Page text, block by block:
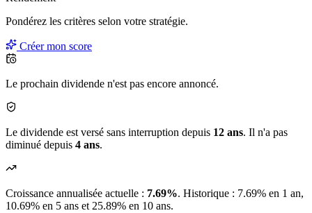
Pondérez les critères selon votre stratégie.
Créer mon score
Le prochain dividende n'est pas encore annoncé.
Le dividende est versé sans interruption depuis 12 ans. Il n'a pas
diminué depuis 4 ans.
Croissance annualisée actuelle : 7.69%. Historique : 7.69% en 1 an,
10.69% en 5 ans et 25.89% en 10 ans.